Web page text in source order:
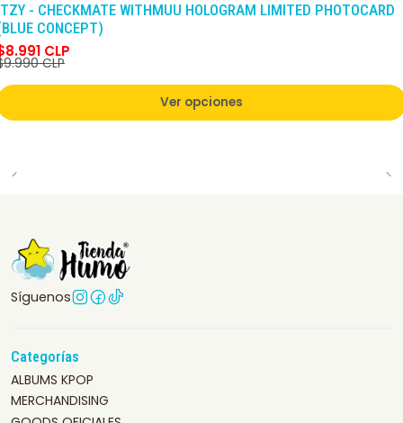
- CHECKMATE WITHMUU HOLOGRAM LIMITED PHOTOCARD
CONCEPT)
CLP
CLP
Ver opciones
Síguenos
Categorías
ALBUMS KPOP
MERCHANDISING